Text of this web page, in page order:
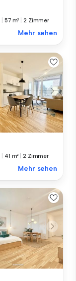
57 m² |2 Zimmer
Mehr sehen
41 m² |2 Zimmer
Mehr sehen